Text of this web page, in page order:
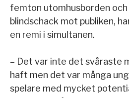
femton utomhusborden och
blindschack mot publiken,
en remi i simultanen.
– Det var inte det svåraste
haft men det var många
spelare med mycket